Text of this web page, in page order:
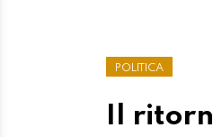
POLITICA
Il